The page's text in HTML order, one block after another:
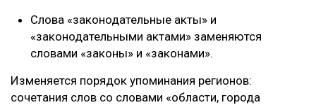
Слова «законодательные акты» и
«законодательными актами» заменяются
словами «законы» и «законами».
Изменяется порядок упоминания регионов:
сочетания слов со словами «области, города